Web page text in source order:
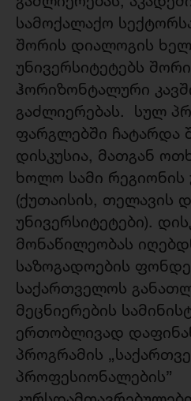
სამოქალაქო
შორის დიალოგის
უნივერსიტეტებს
ჰორიზონტალური
გაძლიერებას. სულ
ფარგლებში ჩატარდა
დისკუსია, მათგან
ხოლო სამი რეგიონის
(ქუთაისის, თელავის
უნივერსიტეტები).
მონაწილეობას
საზოგადოების
საქართველოს
მეცნიერების
ერთობლივად
პროგრამის
პროფესიონალების”